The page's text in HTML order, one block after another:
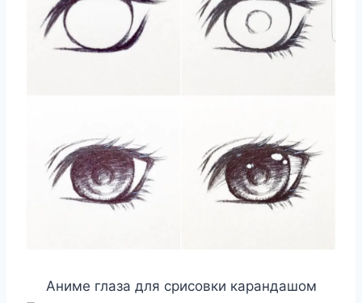
Аниме глаза для срисовки карандашом